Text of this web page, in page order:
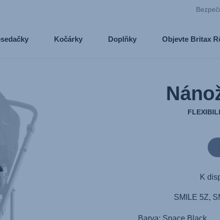
Kočárky Doplňky Objevte Britax
K
SMILE 5Z,
Barva: Space Black